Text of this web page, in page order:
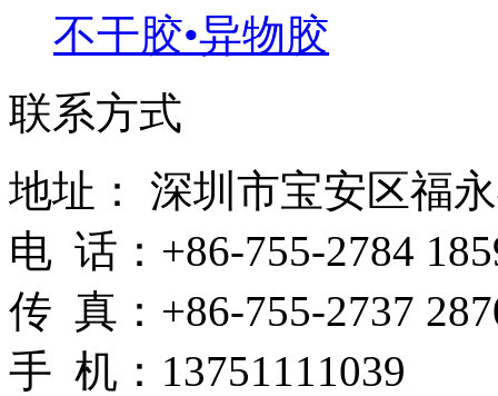
不干胶•异物胶
联系方式
地址： 深圳市宝安区福
电 话：+86-755-2784
传 真：+86-755-2737
手 机：13751111039